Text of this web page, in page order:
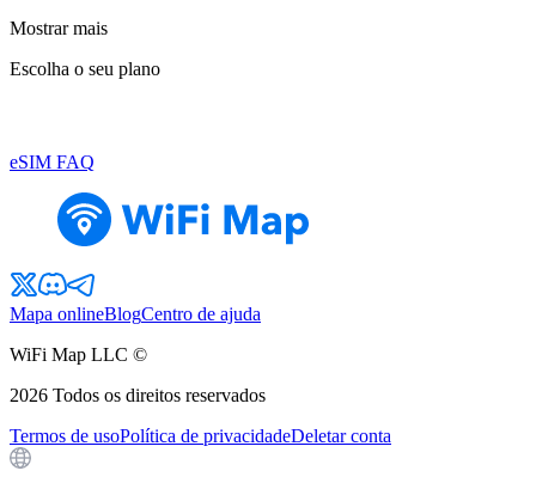
Mostrar mais
Escolha o seu plano
eSIM FAQ
Mapa onlineBlogCentro de ajuda
WiFi Map LLC ©
2026 Todos os direitos reservados
Termos de usoPolítica de privacidadeDeletar conta